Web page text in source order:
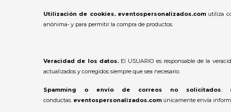
Utilización de cookies. eventospersonalizados.comutiliza
anónima- y para permitir la compra de productos.
Veracidad de los datos.El USUARIO es responsable de la
actualizados y corregidos siempre que sea necesario.
Spamming o envío de correos no solicitados.
conductas. eventospersonalizados.com únicamente envía